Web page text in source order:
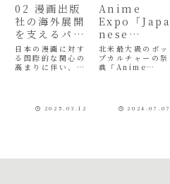
02 漫画出版
社の海外展開
を支えるパー
トナー
日本の漫画に対す
る国際的な関心の
高まりに伴い、海
いく上で鍵となる
戦略です。一方
が上がらない」と
2025.03.12
Anime
Expo「Japa
nese
Manga
Editors
Industry
―「マンガは
点
北米最大級のポッ
プカルチャーの祭
典「Anime
Manga Editors
壇しました。
2024.07.07